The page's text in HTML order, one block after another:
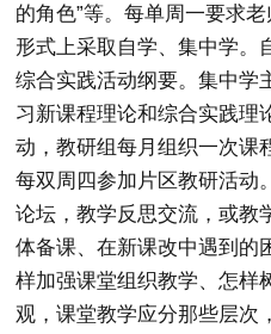
的角色”等。每单周一要求
形式上采取自学、集中学。
综合实践活动纲要。集中学
习新课程理论和综合实践理
动，教研组每月组织一次课
每双周四参加片区教研活动
论坛，教学反思交流，或教
体备课、在新课改中遇到的
样加强课堂组织教学、怎样
观，课堂教学应分那些层次